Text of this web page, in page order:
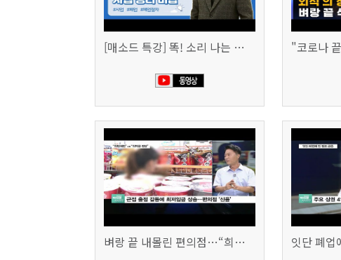
[매소드 특강] 똑! 소리 나는 사업 정리 비법
벼랑 끝 내몰린 편의점…“희망폐업 요구” vs “위약금 정당” (SBS CNBC)